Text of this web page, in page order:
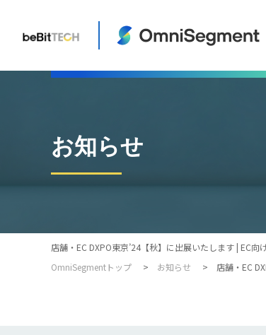
お知らせ
店舗・EC DXPO東京’24【秋】に出展いたします | EC
OmniSegmentトップ
お知らせ 店舗・EC